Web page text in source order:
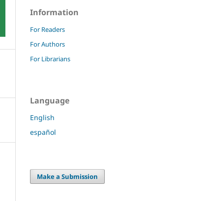
Information
For Readers
For Authors
For Librarians
Language
English
español
Make a Submission